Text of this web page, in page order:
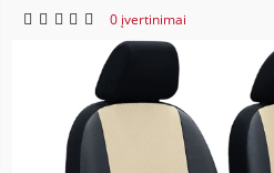
0 įvertinimai